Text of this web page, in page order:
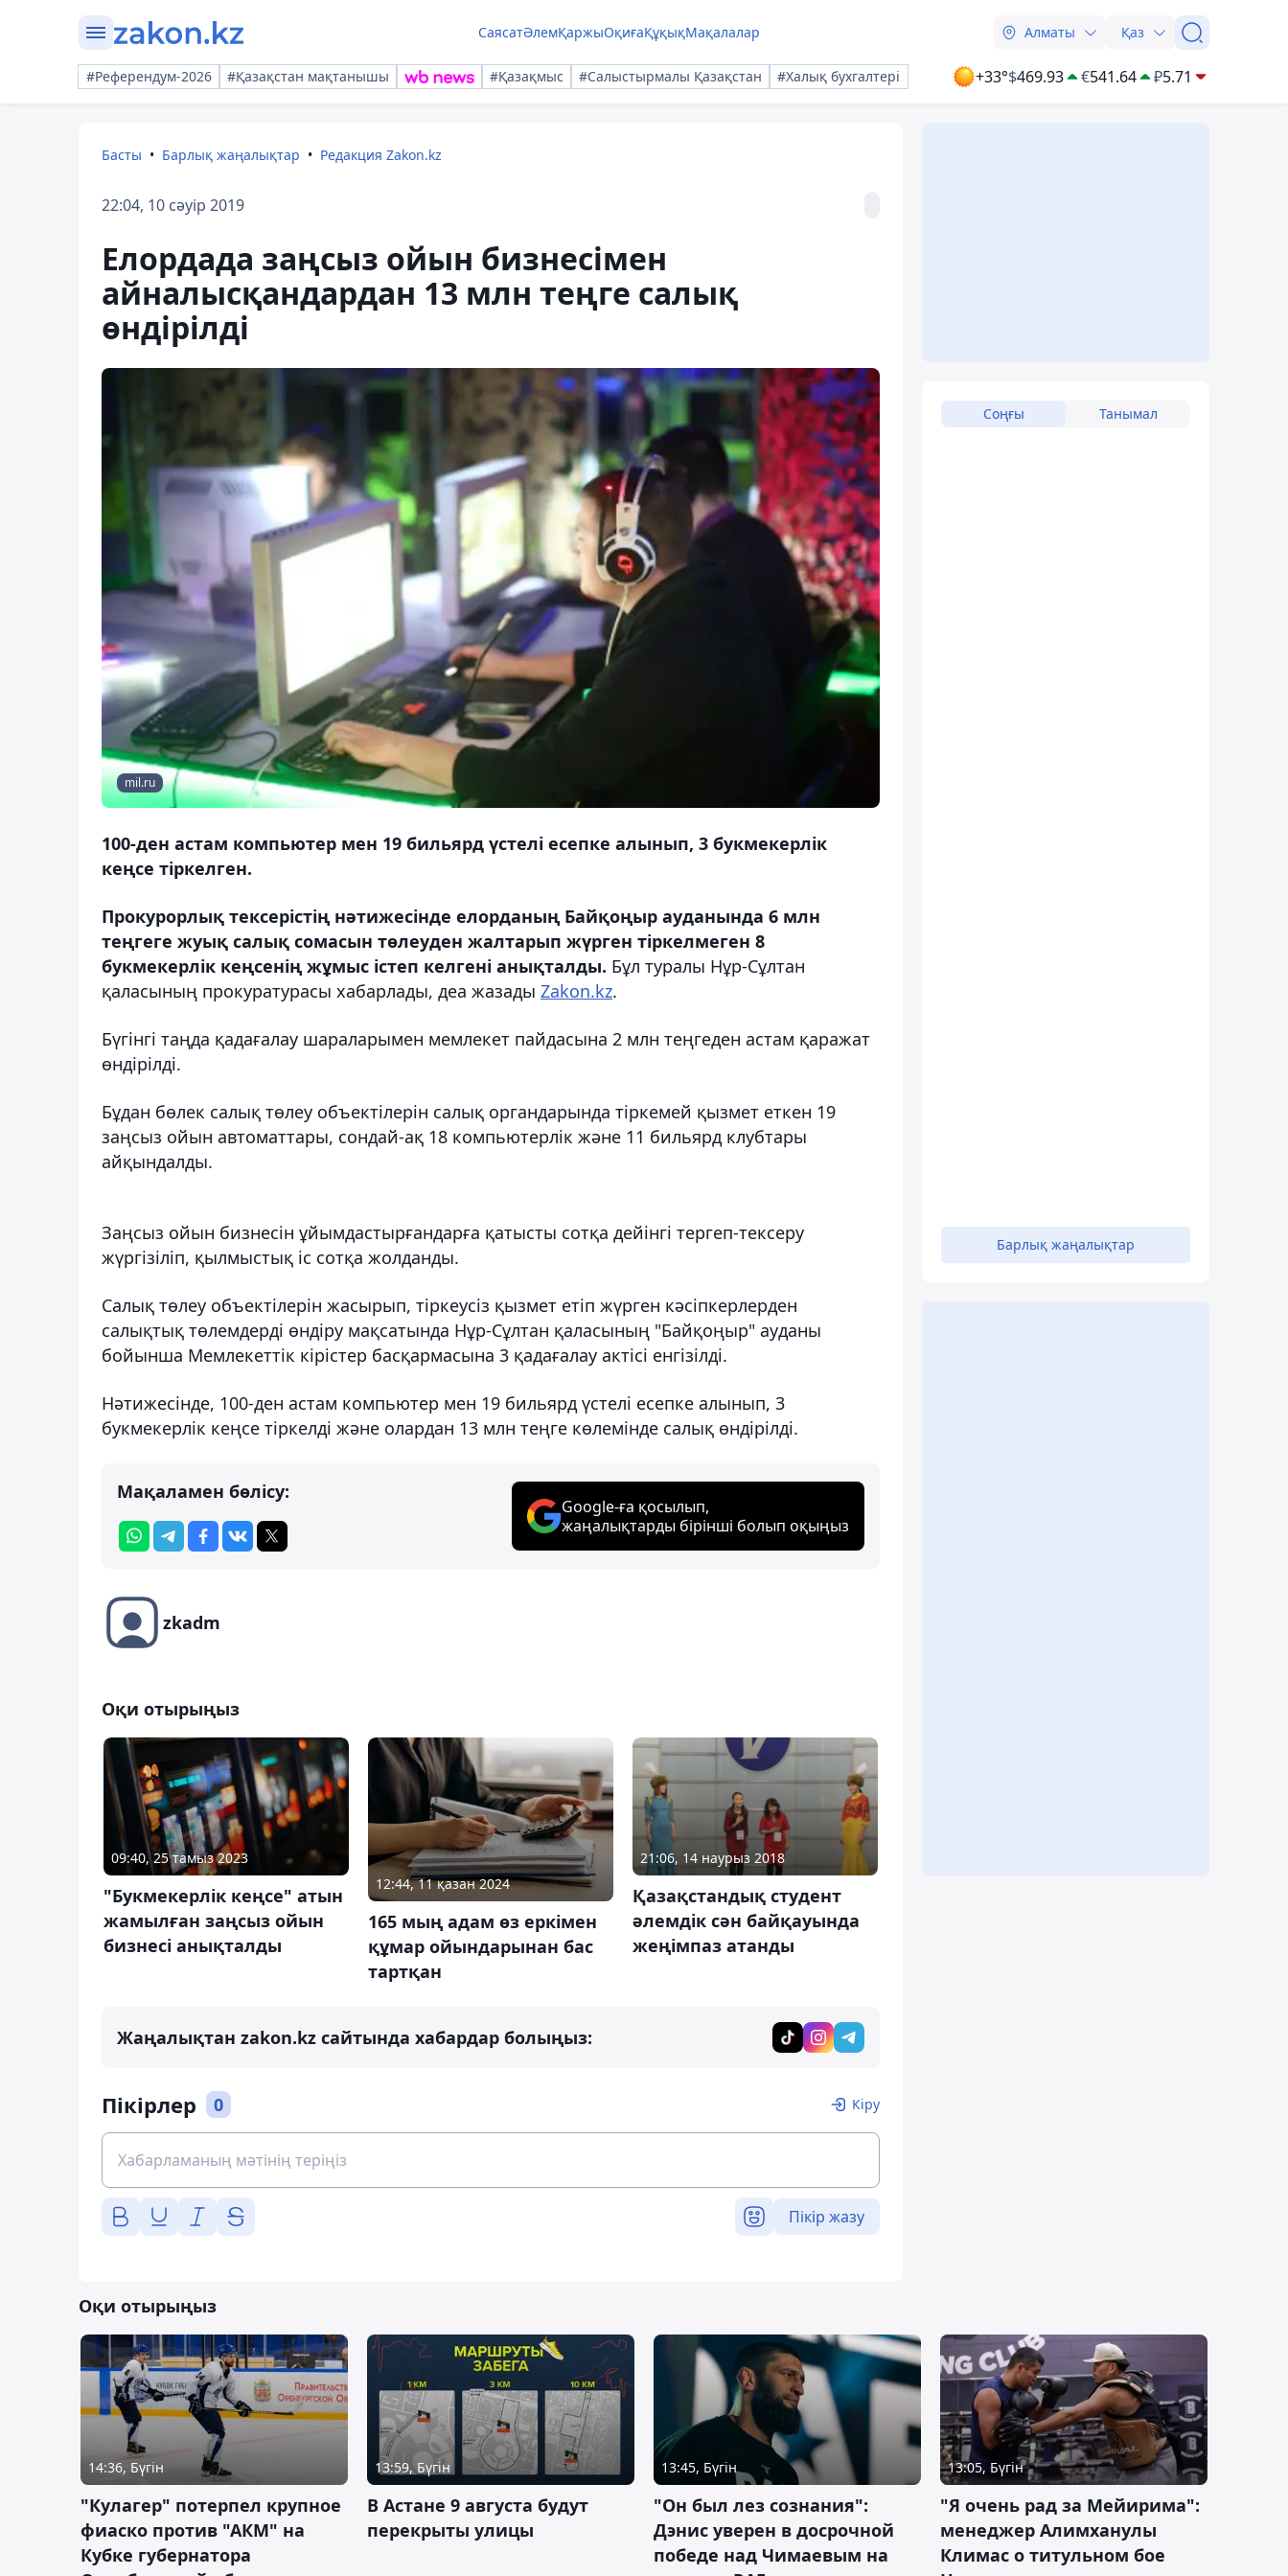
СаясатӘлемҚаржыОқиғаҚұқықМақалалар Алматы Қаз
#Референдум-2026 #Қазақстан мақтанышы #Қазақмыс #Салыстырмалы Қазақстан #Халық бухгалтері +33°$469.93 €541.64 ₽5.71
Басты Барлық жаңалықтар Редакция Zakon.kz
22:04, 10 сәуір 2019
Елордада заңсыз ойын бизнесімен
айналысқандардан 13 млн теңге салық
өндірілді
mil.ru
100-ден астам компьютер мен 19 бильярд үстелі есепке алынып, 3 букмекерлік
кеңсе тіркелген.
Прокурорлық тексерістің нәтижесінде елорданың Байқоңыр ауданында 6 млн
теңгеге жуық салық сомасын төлеуден жалтарып жүрген тіркелмеген 8
букмекерлік кеңсенің жұмыс істеп келгені анықталды. Бұл туралы Нұр-Сұлтан
қаласының прокуратурасы хабарлады, деа жазады Zakon.kz.
Бүгінгі таңда қадағалау шараларымен мемлекет пайдасына 2 млн теңгеден астам қаражат
өндірілді.
Бұдан бөлек салық төлеу объектілерін салық органдарында тіркемей қызмет еткен 19
заңсыз ойын автоматтары, сондай-ақ 18 компьютерлік және 11 бильярд клубтары
айқындалды.
Заңсыз ойын бизнесін ұйымдастырғандарға қатысты сотқа дейінгі тергеп-тексеру
жүргізіліп, қылмыстық іс сотқа жолданды.
Салық төлеу объектілерін жасырып, тіркеусіз қызмет етіп жүрген кәсіпкерлерден
салықтық төлемдерді өндіру мақсатында Нұр-Сұлтан қаласының "Байқоңыр" ауданы
бойынша Мемлекеттік кірістер басқармасына 3 қадағалау актісі енгізілді.
Нәтижесінде, 100-ден астам компьютер мен 19 бильярд үстелі есепке алынып, 3
букмекерлік кеңсе тіркелді және олардан 13 млн теңге көлемінде салық өндірілді.
Мақаламен бөлісу:
Google-ға қосылып,
жаңалықтарды бірінші болып оқыңыз
zkadm
Оқи отырыңыз
09:40, 25 тамыз 2023
"Букмекерлік кеңсе" атын
жамылған заңсыз ойын
бизнесі анықталды
12:44, 11 қазан 2024
165 мың адам өз еркімен
құмар ойындарынан бас
тартқан
21:06, 14 наурыз 2018
Қазақстандық студент
әлемдік сән байқауында
жеңімпаз атанды
Жаңалықтан zakon.kz сайтында хабардар болыңыз:
Пікірлер 0 Кіру
Пікір жазу
Соңғы Танымал
Барлық жаңалықтар
Оқи отырыңыз
14:36, Бүгін
"Кулагер" потерпел крупное
фиаско против "АКМ" на
Кубке губернатора
13:59, Бүгін
В Астане 9 августа будут
перекрыты улицы
13:45, Бүгін
"Он был лез сознания":
Дэнис уверен в досрочной
победе над Чимаевым на
13:05, Бүгін
"Я очень рад за Мейирима":
менеджер Алимханулы
Климас о титульном бое